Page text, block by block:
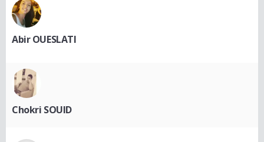
Abir OUESLATI
Chokri SOUID